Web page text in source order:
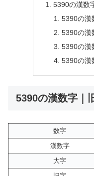
5390の漢数
5390の漢
5390の漢
5390の漢
5390の漢
5390の漢数字｜
数字
漢数字
大字